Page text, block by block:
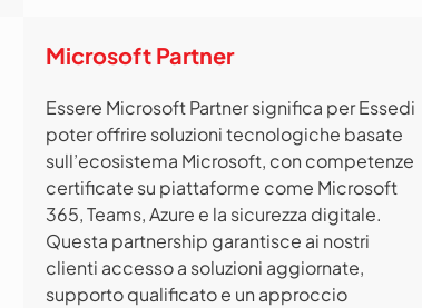
Microsoft Partner
Essere Microsoft Partner significa per Essedi
poter offrire soluzioni tecnologiche basate
sull’ecosistema Microsoft, con competenze
certificate su piattaforme come Microsoft
365, Teams, Azure e la sicurezza digitale.
Questa partnership garantisce ai nostri
clienti accesso a soluzioni aggiornate,
supporto qualificato e un approccio